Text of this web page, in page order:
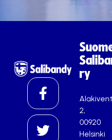
ry
2,
00920
Helsinki